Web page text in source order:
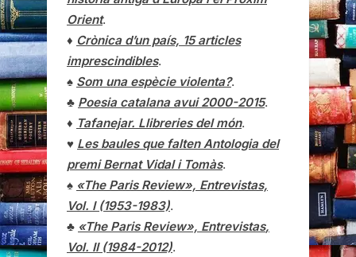
Orient.
♦ Crònica d’un país, 15 articles
imprescindibles.
♠ Som una espècie violenta?.
♣ Poesia catalana avui 2000-2015.
♦ Tafanejar. Llibreries del món.
♥ Les baules que falten Antologia del
premi Bernat Vidal i Tomàs.
♠ «The Paris Review», Entrevistas,
Vol. I (1953-1983).
♣ «The Paris Review», Entrevistas,
Vol. II (1984-2012).